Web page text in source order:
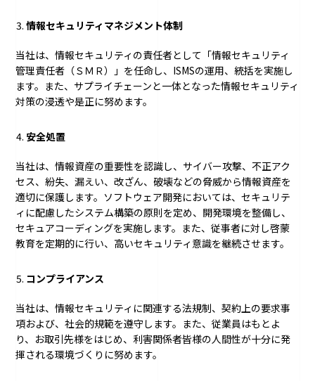
情報セキュリティマネジメント体制
当社は、情報セキュリティの責任者として「情報セキュリティ
管理責任者（ＳＭＲ）」を任命し、ISMSの運用、統括を実施し
ます。また、サプライチェーンと一体となった情報セキュリティ
対策の浸透や是正に努めます。
安全処置
当社は、情報資産の重要性を認識し、サイバー攻撃、不正アク
セス、紛失、漏えい、改ざん、破壊などの脅威から情報資産を
適切に保護します。ソフトウェア開発においては、セキュリテ
ィに配慮したシステム構築の原則を定め、開発環境を整備し、
セキュアコーディングを実施します。また、従事者に対し啓蒙
教育を定期的に行い、高いセキュリティ意識を継続させます。
コンプライアンス
当社は、情報セキュリティに関連する法規制、契約上の要求事
項および、社会的規範を遵守します。また、従業員はもとよ
り、お取引先様をはじめ、利害関係者皆様の人間性が十分に発
揮される環境づくりに努めます。